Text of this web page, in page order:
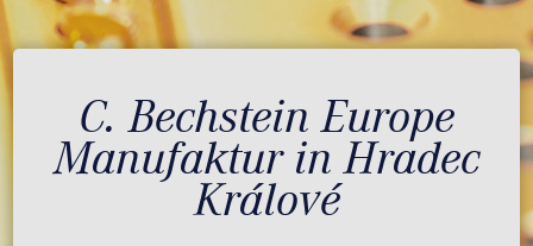
C. Bechstein Europe
Manufaktur in Hradec
Králové